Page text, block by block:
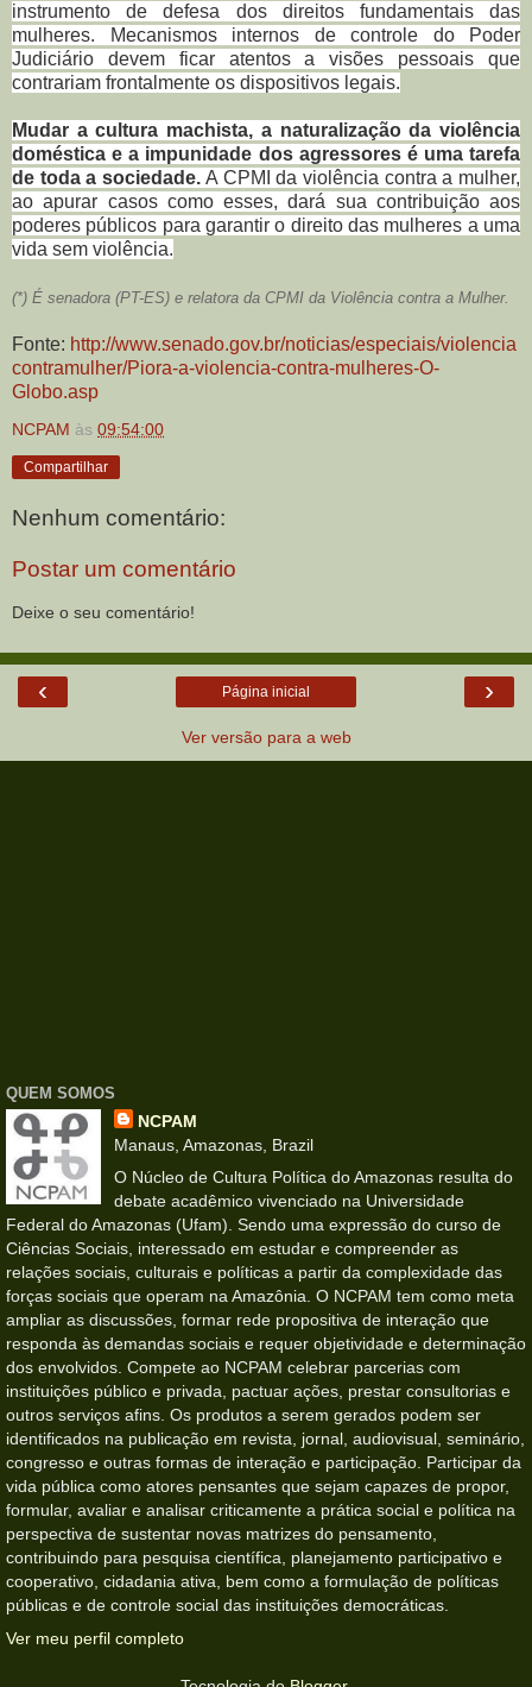
instrumento de defesa dos direitos fundamentais das
mulheres. Mecanismos internos de controle do Poder
Judiciário devem ficar atentos a visões pessoais que
contrariam frontalmente os dispositivos legais.
Mudar a cultura machista, a naturalização da violência
doméstica e a impunidade dos agressores é uma tarefa
de toda a sociedade. A CPMI da violência contra a mulher,
ao apurar casos como esses, dará sua contribuição aos
poderes públicos para garantir o direito das mulheres a uma
vida sem violência.
(*) É senadora (PT-ES) e relatora da CPMI da Violência contra a Mulher.
Fonte: http://www.senado.gov.br/noticias/especiais/violencia
contramulher/Piora-a-violencia-contra-mulheres-O-
Globo.asp
NCPAM às 09:54:00
Compartilhar
Nenhum comentário:
Postar um comentário
Deixe o seu comentário!
‹ ›
Página inicial
Ver versão para a web
QUEM SOMOS
NCPAM
Manaus, Amazonas, Brazil
O Núcleo de Cultura Política do Amazonas resulta do
debate acadêmico vivenciado na Universidade
Federal do Amazonas (Ufam). Sendo uma expressão do curso de
Ciências Sociais, interessado em estudar e compreender as
relações sociais, culturais e políticas a partir da complexidade das
forças sociais que operam na Amazônia. O NCPAM tem como meta
ampliar as discussões, formar rede propositiva de interação que
responda às demandas sociais e requer objetividade e determinação
dos envolvidos. Compete ao NCPAM celebrar parcerias com
instituições público e privada, pactuar ações, prestar consultorias e
outros serviços afins. Os produtos a serem gerados podem ser
identificados na publicação em revista, jornal, audiovisual, seminário,
congresso e outras formas de interação e participação. Participar da
vida pública como atores pensantes que sejam capazes de propor,
formular, avaliar e analisar criticamente a prática social e política na
perspectiva de sustentar novas matrizes do pensamento,
contribuindo para pesquisa científica, planejamento participativo e
cooperativo, cidadania ativa, bem como a formulação de políticas
públicas e de controle social das instituições democráticas.
Ver meu perfil completo